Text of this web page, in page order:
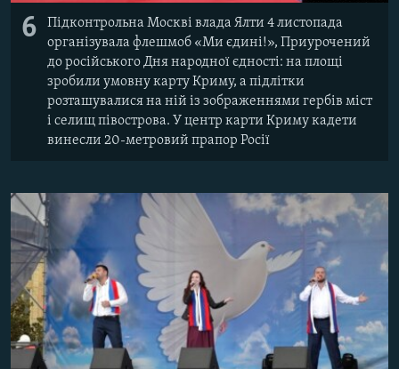
6
Підконтрольна Москві влада Ялти 4 листопада
організувала флешмоб «Ми єдині!», Приурочений
до російського Дня народної єдності: на площі
зробили умовну карту Криму, а підлітки
розташувалися на ній із зображеннями гербів міст
і селищ півострова. У центр карти Криму кадети
винесли 20-метровий прапор Росії